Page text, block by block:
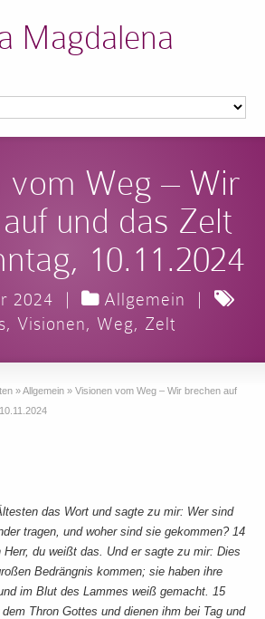
Magdalena
vom Weg – Wir
und das Zelt
10.11.2024
2024 | Allgemein
|
,Visionen, Weg, Zelt
»Allgemein » Visionen vom Weg – Wir brechen auf
das Wort und sagte zu mir: Wer sind
tragen, und woher sind sie gekommen? 14
du weißt das. Und er sagte zu mir: Dies
Bedrängnis kommen; sie haben ihre
im Blut des Lammes weiß gemacht. 15
Thron Gottes und dienen ihm bei Tag und